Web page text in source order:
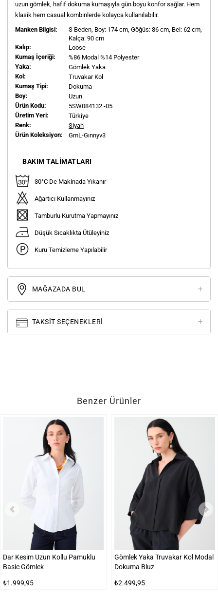
uzun gömlek, hafif dokuma kumaşıyla gün boyu konfor sağlar. Hem
klasik hem casual kombinlerde kolayca kullanılabilir.
Manken Bilgisi:
S Beden, Boy: 174 cm, Göğüs: 86 cm, Bel: 62 cm,
Kalça: 90 cm
Kalıp:
Loose
Kumaş İçeriği:
%86 Modal %14 Polyester
Yaka:
Gömlek Yaka
Kol:
Truvakar Kol
Kumaş Tipi:
Dokuma
Boy:
Uzun
Ürün Kodu:
5SW084132 -05
Üretim Yeri:
Türkiye
Renk:
Siyah
Ürün Koleksiyon:
GmL-Gınnyv3
BAKIM TALIMATLARI
30°C De Makinada Yıkanır
Ağartıcı Kullanmayınız
Tamburlu Kurutma Yapmayınız
Düşük Sıcaklıkta Ütüleyiniz
Kuru Temizleme Yapılabilir
MAĞAZADA BUL
TAKSIT SEÇENEKLERI
Benzer Ürünler
Dar Kesim Uzun Kollu Pamuklu
Basic Gömlek
₺1.999,95
Gömlek Yaka Truvakar Kol Modal
Dokuma Bluz
₺2.499,95